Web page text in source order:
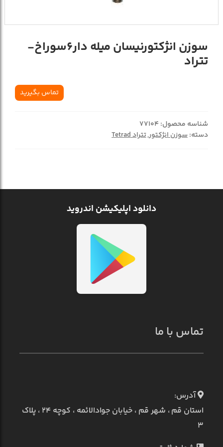
سوزن انژکتورنيسان ميله دار6سوراخ-
تتراد
تماس بگیرید
شناسه محصول: 77104
دسته:سوزن انژکتور,تتراد Tetrad
دانلود اپلیکیشن اندروید
تماس با ما
آدرس:
استان قم ، شهر قم ، خیابان جوادالائمه ، کوچه ۲۴ ، پلاک
۳